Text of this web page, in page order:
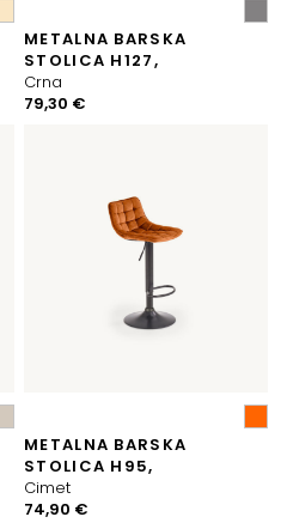
METALNA BARSKA
STOLICA H127,
Crna
79,30 €
METALNA BARSKA
STOLICA H95,
Cimet
74,90 €